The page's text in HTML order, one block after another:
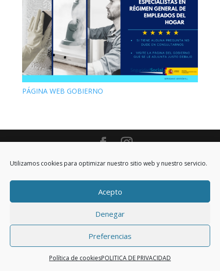
Utilizamos cookies para optimizar nuestro sitio web y nuestro servicio.
Acepto
Denegar
Preferencias
Política de cookiesPOLITICA DE PRIVACIDAD
PÁGINA WEB GOBIERNO
Idea y diseño: SERVIDAVIC GESTIÓN